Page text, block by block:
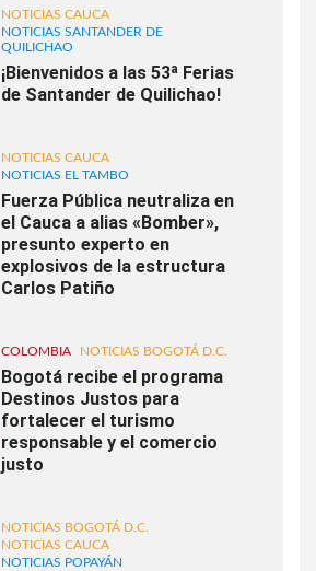
NOTICIAS CAUCA
NOTICIAS SANTANDER DE
QUILICHAO
¡Bienvenidos a las 53ª Ferias
de Santander de Quilichao!
NOTICIAS CAUCA
NOTICIAS EL TAMBO
Fuerza Pública neutraliza en
el Cauca a alias «Bomber»,
presunto experto en
explosivos de la estructura
Carlos Patiño
COLOMBIA NOTICIAS BOGOTÁ D.C.
Bogotá recibe el programa
Destinos Justos para
fortalecer el turismo
responsable y el comercio
justo
NOTICIAS BOGOTÁ D.C.
NOTICIAS CAUCA
NOTICIAS POPAYÁN